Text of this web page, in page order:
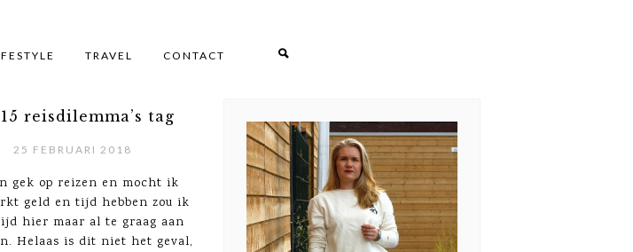
TRAVEL CONTACT
reisdilemma’s tag
25 FEBRUARI 2018
gek op reizen en mocht ik
geld en tijd hebben zou ik
hier maar al te graag aan
Helaas is dit niet het geval,